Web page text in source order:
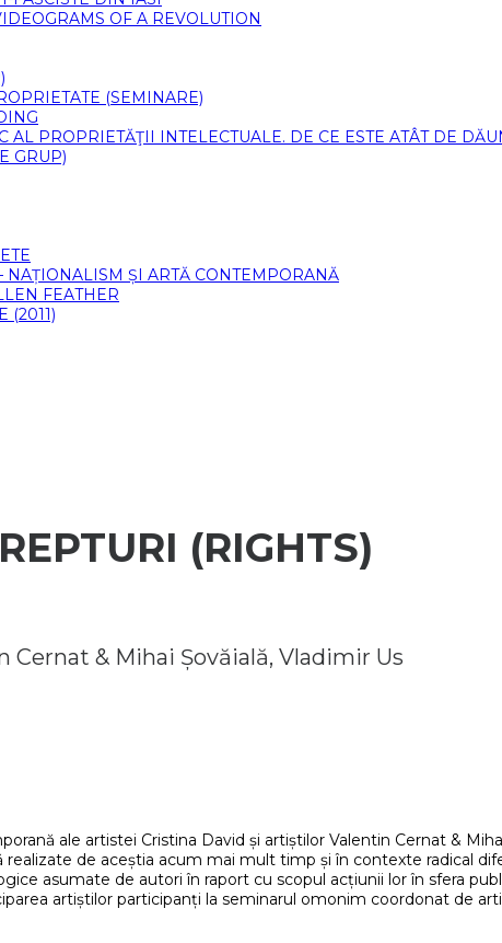
OF A REVOLUTION
(SEMINARE)
PROPRIETĂŢII INTELECTUALE. DE CE ESTE ATÂT DE
GRUP)
ȘI ARTĂ CONTEMPORANĂ
FEATHER
(2011)
(RIGHTS)
& Mihai Șovăială, Vladimir Us
ale artistei Cristina David și artiștilor Valentin Cernat &
de aceștia acum mai mult timp și în contexte radical
asumate de autori în raport cu scopul acțiunii lor în sfera
artiștilor participanți la seminarul omonim coordonat de